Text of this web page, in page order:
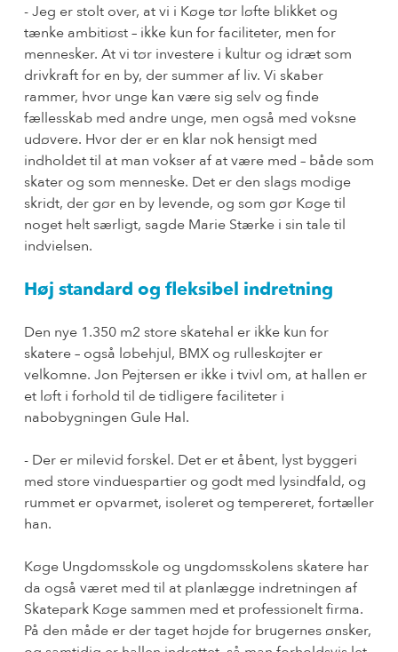
- Jeg er stolt over, at vi i Køge tør løfte blikket og
tænke ambitiøst – ikke kun for faciliteter, men for
mennesker. At vi tør investere i kultur og idræt som
drivkraft for en by, der summer af liv. Vi skaber
rammer, hvor unge kan være sig selv og finde
fællesskab med andre unge, men også med voksne
udøvere. Hvor der er en klar nok hensigt med
indholdet til at man vokser af at være med – både som
skater og som menneske. Det er den slags modige
skridt, der gør en by levende, og som gør Køge til
noget helt særligt, sagde Marie Stærke i sin tale til
indvielsen.
Høj standard og fleksibel indretning
Den nye 1.350 m2 store skatehal er ikke kun for
skatere – også løbehjul, BMX og rulleskøjter er
velkomne. Jon Pejtersen er ikke i tvivl om, at hallen er
et løft i forhold til de tidligere faciliteter i
nabobygningen Gule Hal.
- Der er milevid forskel. Det er et åbent, lyst byggeri
med store vinduespartier og godt med lysindfald, og
rummet er opvarmet, isoleret og tempereret, fortæller
han.
Køge Ungdomsskole og ungdomsskolens skatere har
da også været med til at planlægge indretningen af
Skatepark Køge sammen med et professionelt firma.
På den måde er der taget højde for brugernes ønsker,